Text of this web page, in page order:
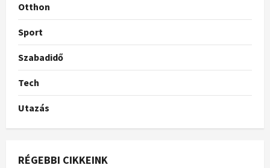
Otthon
Sport
Szabadidő
Tech
Utazás
RÉGEBBI CIKKEINK